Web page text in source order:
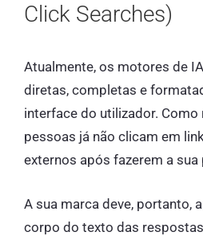
Click Searches)
Atualmente, os motores de
diretas, completas e
interface do utilizador.
pessoas já não clicam em
externos após fazerem a sua
A sua marca deve, portanto,
corpo do texto das